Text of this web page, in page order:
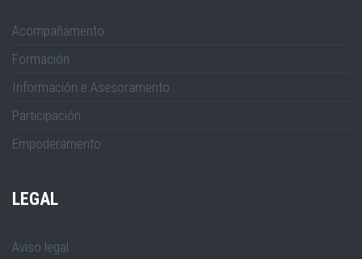
Acompañamento
Formación
Información e Asesoramento
Participación
Empoderamento
LEGAL
Aviso legal